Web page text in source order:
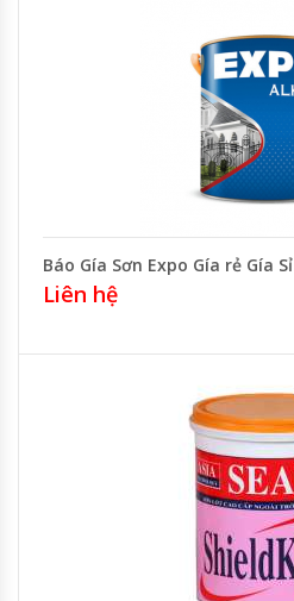
Báo Gía Sơn Expo Gía rẻ Gía Sỉ
Liên hệ